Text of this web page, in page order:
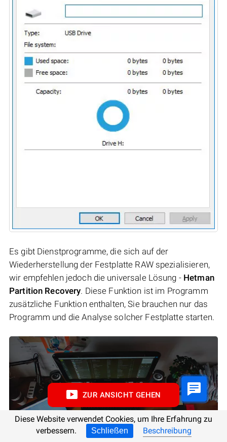
Es gibt Dienstprogramme, die sich auf der
Wiederherstellung der Festplatte RAW spezialisieren,
wir empfehlen jedoch die universale Lösung - Hetman
Partition Recovery. Diese Funktion ist im Programm
zusätzliche Funktion enthalten, Sie brauchen nur das
Programm und die Analyse solcher Festplatte starten.
ZUR ANSICHT GEHEN
Diese Website verwendet Cookies, um Ihre Erfahrung zu
verbessern.
Schließen Beschreibung